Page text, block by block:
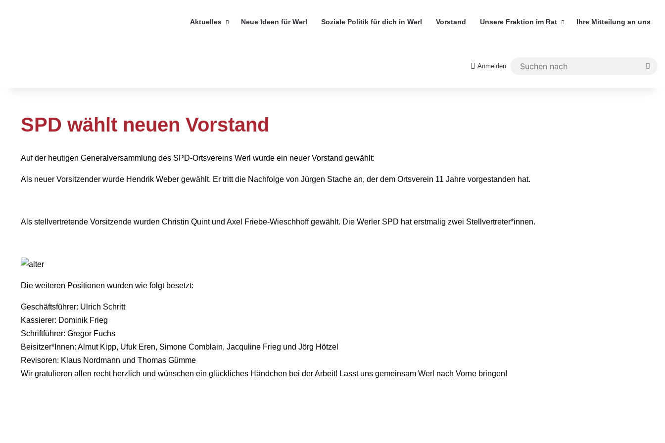
Aktuelles Neue Ideen für Werl Soziale Politik für dich in Werl Vorstand Unsere Fraktion im Rat Ihre Mitteilung an uns
Anmelden
SPD wählt neuen Vorstand
Auf der heutigen Generalversammlung des SPD-Ortsvereins Werl wurde ein neuer Vorstand gewählt:
Als neuer Vorsitzender wurde Hendrik Weber gewählt. Er tritt die Nachfolge von Jürgen Stache an, der dem Ortsverein 11 Jahre vorgestanden hat.
Als stellvertretende Vorsitzende wurden Christin Quint und Axel Friebe-Wieschhoff gewählt. Die Werler SPD hat erstmalig zwei Stellvertreter*innen.
Die weiteren Positionen wurden wie folgt besetzt:
Geschäftsführer: Ulrich Schritt
Kassierer: Dominik Frieg
Schriftführer: Gregor Fuchs
Beisitzer*Innen: Almut Kipp, Ufuk Eren, Simone Comblain, Jacquline Frieg und Jörg Hötzel
Revisoren: Klaus Nordmann und Thomas Gümme
Wir gratulieren allen recht herzlich und wünschen ein glückliches Händchen bei der Arbeit! Lasst uns gemeinsam Werl nach Vorne bringen!